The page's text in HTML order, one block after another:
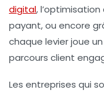
digital,
payant, ou encore
chaque levier joue
parcours client
Les entreprises qui